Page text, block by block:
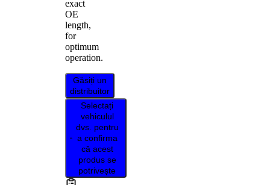
exact
OE
length,
for
optimum
operation.
Găsiți un
distribuitor
Selectați
vehiculul
dvs. pentru
a confirma
că acest
produs se
potrivește